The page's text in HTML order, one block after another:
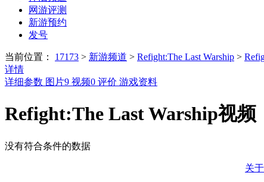
网游评测
新游预约
发号
当前位置： 17173 > 新游频道 > Refight:The Last Warship >
详情
详细参数 图片9 视频0 评价 游戏资料
Refight:The Last Warship视频
没有符合条件的数据
关